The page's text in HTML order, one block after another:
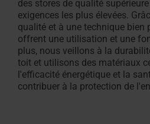
des stores de qualité
exigences les plus élevées.
qualité et à une technique bien
offrent une utilisation et une
plus, nous veillons à la
toit et utilisons des matériaux
l'efficacité énergétique et la
contribuer à la protection de